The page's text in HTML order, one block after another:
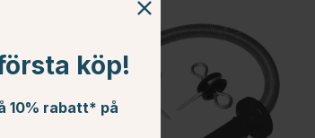
köp!
10% rabatt* på